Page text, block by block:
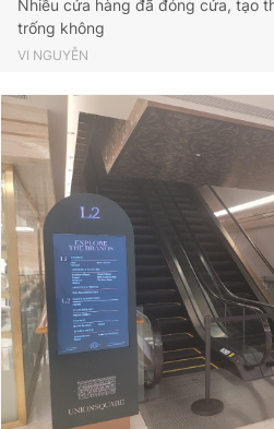
Nhiều cửa hàng đã đóng cửa, tạo
trống không
VI NGUYỄN